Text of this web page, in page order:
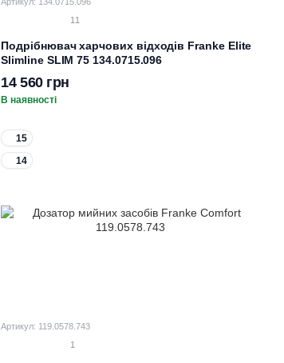
11
Подрібнювач харчових відходів Franke Elite
Slimline SLIM 75 134.0715.096
14 560 грн
В наявності
15
14
Артикул: 119.0578.743
1